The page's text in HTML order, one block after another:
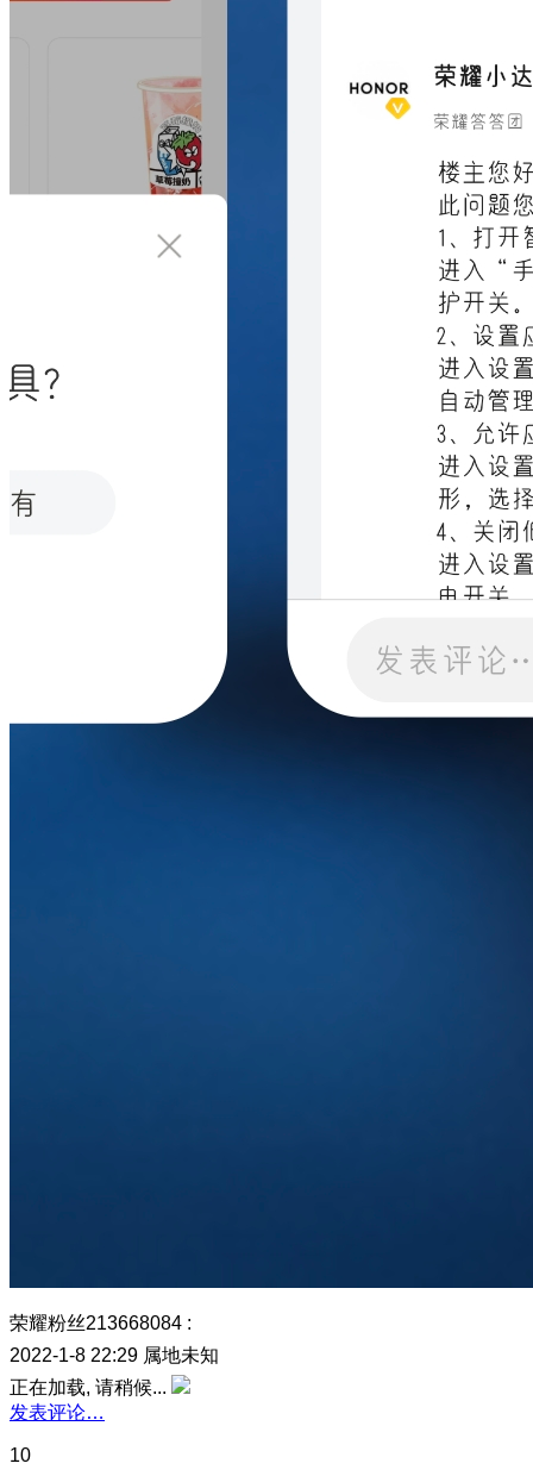
荣耀粉丝213668084 :
2022-1-8 22:29 属地未知
正在加载, 请稍候...
发表评论…
10